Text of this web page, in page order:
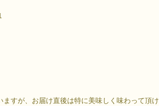
すが、お届け直後は特に美味しく味わって頂け